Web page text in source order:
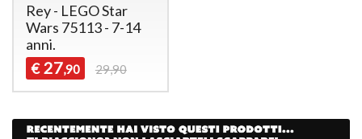
Rey - LEGO Star
Wars 75113 - 7-14
anni.
€ 27,90 29,90